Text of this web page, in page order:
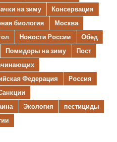
на зиму
Консервация
биология
Москва
Новости России
Обед
Помидоры на зиму
Пост
Федерация
Россия
Экология
пестициды